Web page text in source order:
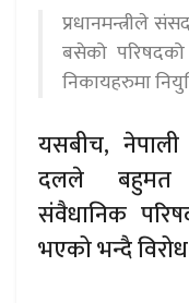
प्रधानमन्त्रीले
बसेको
निकायहरुमा
यसबीच,
दलले बहुमत
संवैधानिक
भएको भन्दै